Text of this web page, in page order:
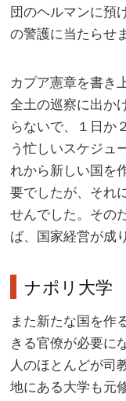
団のヘルマンに預
の警護に当たらせ
カプア憲章を書き
全土の巡察に出か
らないで、１日か
う忙しいスケジュ
れから新しい国を
要でしたが、それ
せんでした。その
ば、国家経営が成
ナポリ大学
また新たな国を作
きる官僚が必要に
人のほとんどが司
地にある大学も元